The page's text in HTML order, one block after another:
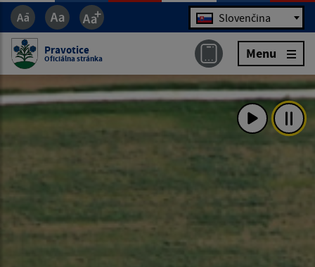
Jazyk Slovenčina
Pravotice
Oficiálna stránka Menu